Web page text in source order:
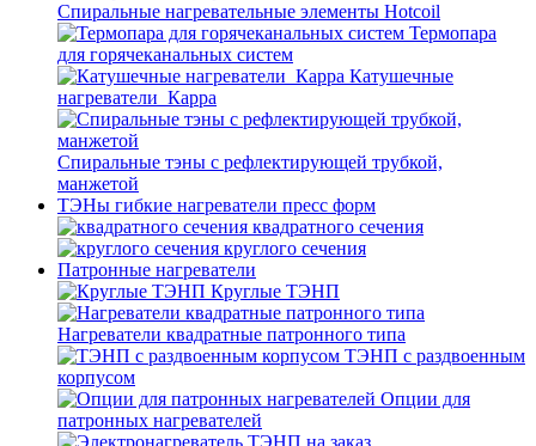
Спиральные нагревательные элементы Hotcoil
Термопара
для горячеканальных систем
Катушечные
нагреватели_Карра
Спиральные тэны с рефлектирующей трубкой,
манжетой
ТЭНы гибкие нагреватели пресс форм
квадратного сечения
круглого сечения
Патронные нагреватели
Круглые ТЭНП
Нагреватели квадратные патронного типа
ТЭНП с раздвоенным
корпусом
Опции для
патронных нагревателей